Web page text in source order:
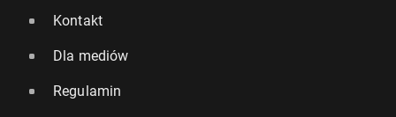
Kontakt
Dla mediów
Regulamin